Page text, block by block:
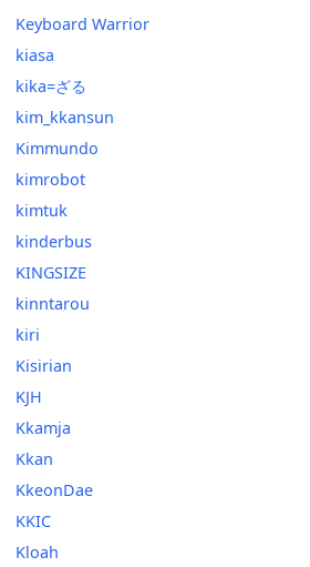
Keyboard Warrior
kiasa
kika=ざる
kim_kkansun
Kimmundo
kimrobot
kimtuk
kinderbus
KINGSIZE
kinntarou
kiri
Kisirian
KJH
Kkamja
Kkan
KkeonDae
KKIC
Kloah